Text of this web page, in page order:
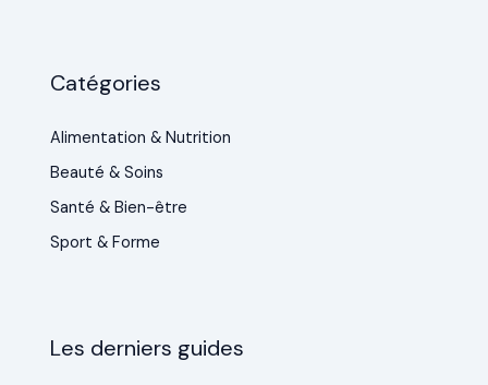
Catégories
Alimentation & Nutrition
Beauté & Soins
Santé & Bien-être
Sport & Forme
Les derniers guides